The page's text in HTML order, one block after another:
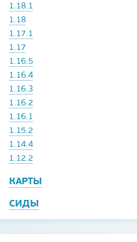
1.18.1
1.18
1.17.1
1.17
1.16.5
1.16.4
1.16.3
1.16.2
1.16.1
1.15.2
1.14.4
1.12.2
КАРТЫ
СИДЫ